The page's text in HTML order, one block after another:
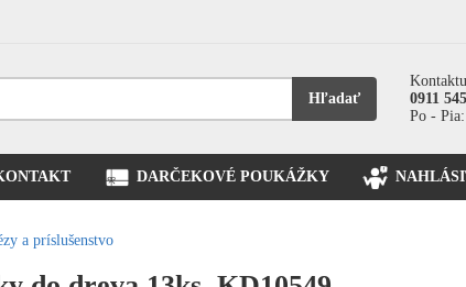
Hľadať
0911
Po -
DARČEKOVÉ POUKÁŽKY
a príslušenstvo